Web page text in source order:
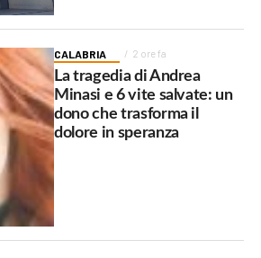
CALABRIA 2 ore fa
La tragedia di Andrea
Minasi e 6 vite salvate: un
dono che trasforma il
dolore in speranza